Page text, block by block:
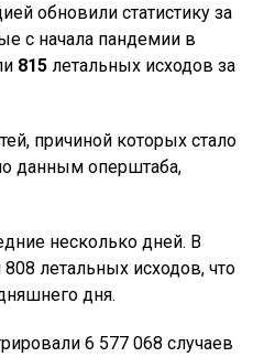
обновили статистику за
с начала пандемии в
815 летальных исходов за
причиной которых стало
данным оперштаба,
несколько дней. В
летальных исходов, что
дня.
6 577 068 случаев